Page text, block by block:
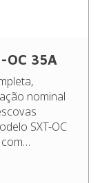
OC 35A
nominal
SXT-OC
sua